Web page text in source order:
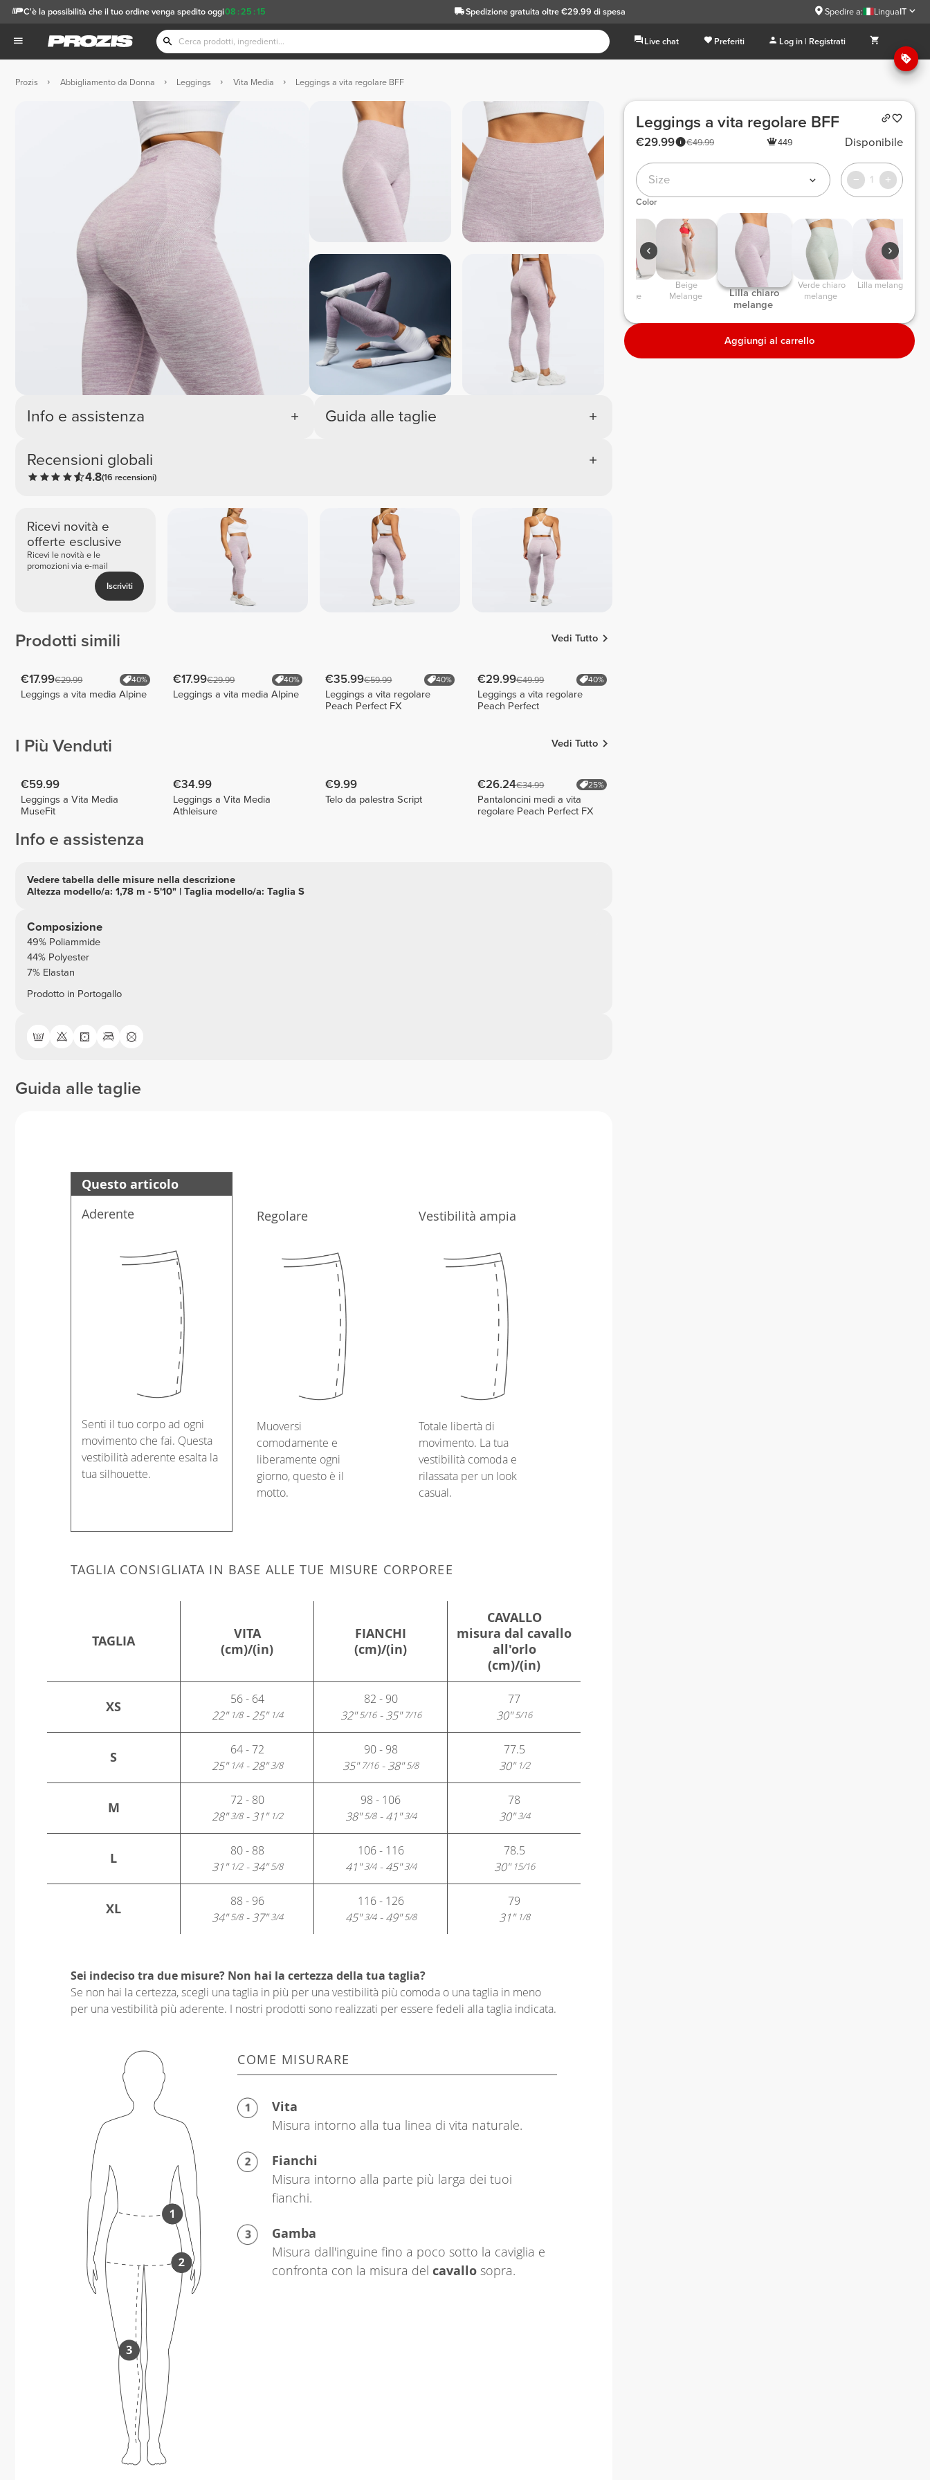
08 :25 :14
C'è la possibilità che il tuo ordine venga spedito oggi Spedizione gratuita oltre €29.99 di spesa Spedire a: LinguaIT
Live chat Preferiti Log in | Registrati
Prozis Abbigliamento da Donna Leggings Vita Media Leggings a vita regolare BFF
Info e assistenza
Recensioni globali
4.8(16 recensioni)
Guida alle taglie
Ricevi novità e
offerte esclusive
Ricevi le novità e le
promozioni via e-mail
Iscriviti
Prodotti simili Vedi Tutto
€17.99€29.99 40%
Leggings a vita media Alpine
€17.99€29.99 40%
Leggings a vita media Alpine
€35.99€59.99 40%
Leggings a vita regolare
Peach Perfect FX
€29.99€49.99 40%
Leggings a vita regolare
Peach Perfect
I Più Venduti Vedi Tutto
€59.99
Leggings a Vita Media
MuseFit
€34.99
Leggings a Vita Media
Athleisure
€9.99
Telo da palestra Script
€26.24€34.99 25%
Pantaloncini medi a vita
regolare Peach Perfect FX
Info e assistenza
Vedere tabella delle misure nella descrizione
Altezza modello/a: 1,78 m - 5'10" | Taglia modello/a: Taglia S
Composizione
49% Poliammide
44% Polyester
7% Elastan
Prodotto in Portogallo
Guida alle taglie
Questo articolo
Aderente
Senti il tuo corpo ad ogni
movimento che fai. Questa
vestibilità aderente esalta la
tua silhouette.
Regolare
Muoversi
comodamente e
liberamente ogni
giorno, questo è il
motto.
Vestibilità ampia
Totale libertà di
movimento. La tua
vestibilità comoda e
rilassata per un look
casual.
TAGLIA CONSIGLIATA IN BASE ALLE TUE MISURE CORPOREE
TAGLIA
VITA
(cm)/(in)
FIANCHI
(cm)/(in)
CAVALLO
misura dal cavallo
all'orlo
(cm)/(in)
XS
56 - 64
22"1/8- 25"1/4
82 - 90
32"5/16- 35"7/16
77
30"5/16
S
64 - 72
25"1/4- 28"3/8
90 - 98
35"7/16- 38"5/8
77.5
30"1/2
M
72 - 80
28"3/8- 31"1/2
98 - 106
38"5/8- 41"3/4
78
30"3/4
L
80 - 88
31"1/2- 34"5/8
106 - 116
41"3/4- 45"3/4
78.5
30"15/16
XL
88 - 96
34"5/8- 37"3/4
116 - 126
45"3/4- 49"5/8
79
31"1/8
Sei indeciso tra due misure? Non hai la certezza della tua taglia?
Se non hai la certezza, scegli una taglia in più per una vestibilità più comoda o una taglia in meno
per una vestibilità più aderente. I nostri prodotti sono realizzati per essere fedeli alla taglia indicata.
COME MISURARE
Vita
Misura intorno alla tua linea di vita naturale.
Fianchi
Misura intorno alla parte più larga dei tuoi
fianchi.
Gamba
Misura dall'inguine fino a poco sotto la caviglia e
confronta con la misura del cavallo sopra.
Leggings a vita regolare BFF
€49.99
€29.99 449 Disponibile
Size 1
Color
Nero melange
Rosso
melange
Melange
Melange
Lilla chiaro
melange
Verde chiaro
melange
Lilla melange
Aggiungi al carrello